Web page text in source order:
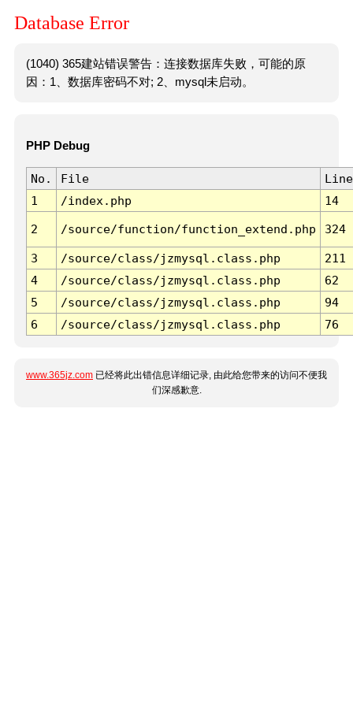
Database Error
(1040) 365建站错误警告：连接数据库失败，可能的原
因：1、数据库密码不对; 2、mysql未启动。
PHP Debug
No. File
Line
1
/index.php 14
2 /source/function/function_extend.php 324
3 /source/class/jzmysql.class.php
211
4
/source/class/jzmysql.class.php
62
5
/source/class/jzmysql.class.php
94
6
/source/class/jzmysql.class.php 76
www.365jz.com 已经将此出错信息详细记录, 由此给您带来的访问不便我
们深感歉意.